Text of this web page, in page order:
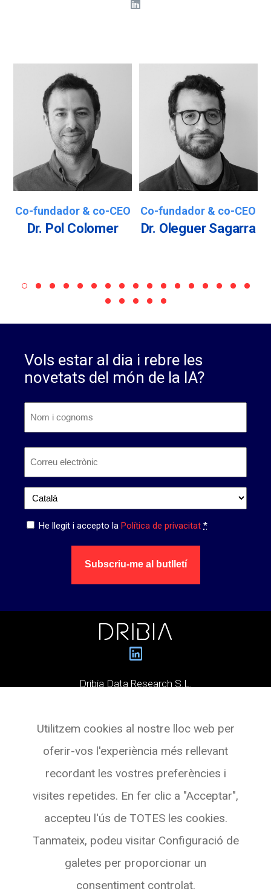
Co-fundador & co-CEO
Dr. Pol Colomer
Co-fundador & co-CEO
Dr. Oleguer Sagarra
Vols estar al dia i rebre les
novetats del món de la IA?
cognoms*
electrònic*
Idioma *
Privacitat*
He llegit i accepto la Política de privacitat *
Subscriu-me al butlletí
Dribia Data Research S.L.
Planta 3 Oficina 4
08007 BARCELONA
Veure a Maps
Utilitzem cookies al nostre lloc web per
oferir-vos l'experiència més rellevant
recordant les vostres preferències i
visites repetides. En fer clic a "Acceptar",
accepteu l'ús de TOTES les cookies.
Tanmateix, podeu visitar Configuració de
galetes per proporcionar un
consentiment controlat.